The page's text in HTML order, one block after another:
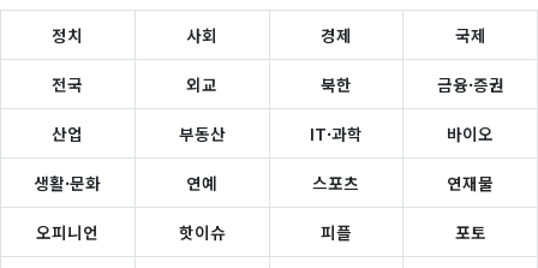
정치 사회 경제 국제
전국 외교 북한 금융·증권
산업 부동산 IT·과학 바이오
생활·문화 연예 스포츠 연재물
오피니언 핫이슈 피플 포토